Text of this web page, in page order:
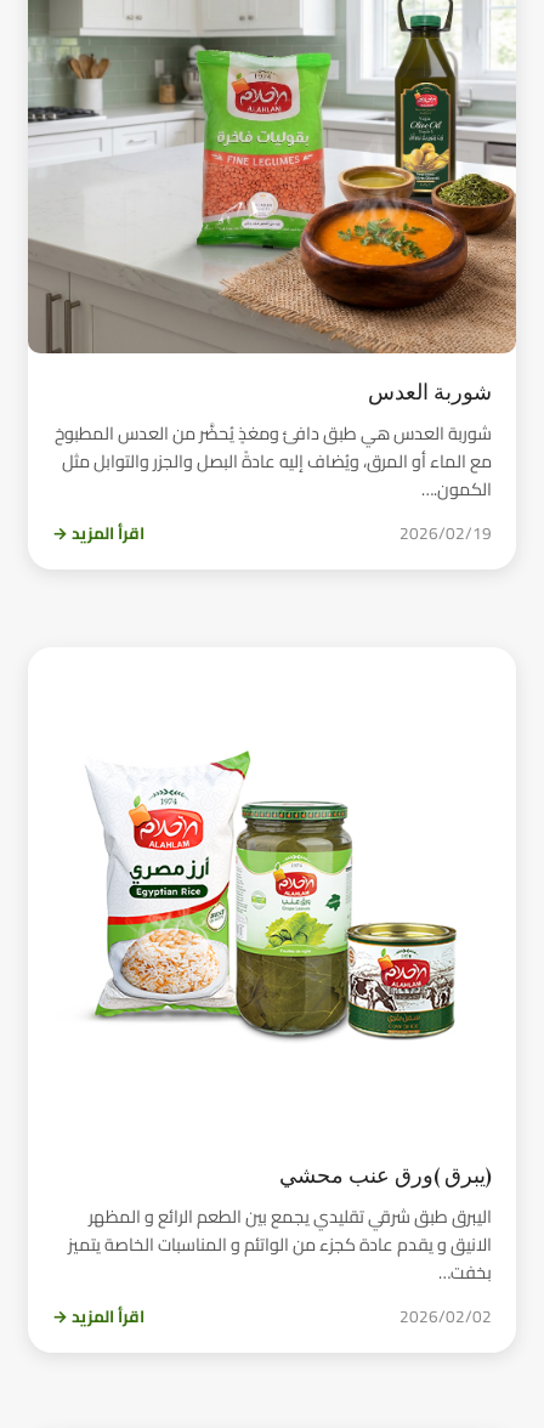
شوربة العدس
شوربة العدس هي طبق دافئ ومغذٍ يُحضَّر من العدس المطبوخ
مع الماء أو المرق، ويُضاف إليه عادةً البصل والجزر والتوابل مثل
الكمون.…
2026/02/19 اقرأ المزيد →
(يبرق )ورق عنب محشي
اليبرق طبق شرقي تقليدي يجمع بين الطعم الرائع و المظهر
الانيق و يقدم عادة كجزء من الواتئم و المناسبات الخاصة يتميز
بخفت…
2026/02/02 اقرأ المزيد →